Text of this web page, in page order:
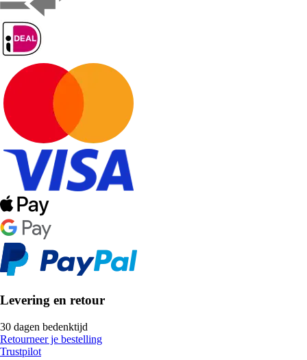
Levering en retour
30 dagen bedenktijd
Retourneer je bestelling
Trustpilot